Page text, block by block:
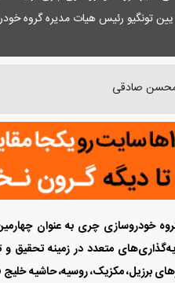
یین تونگیو رئیس هیات مدیره گروه
صادقی
متعدد در زمینه
برزیل، مکزیک، روسیه، حاشیه